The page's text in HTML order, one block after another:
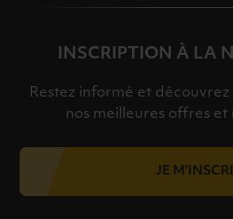
INSCRIPTION À LA
Restez informé et
nos meilleures offres et
JE